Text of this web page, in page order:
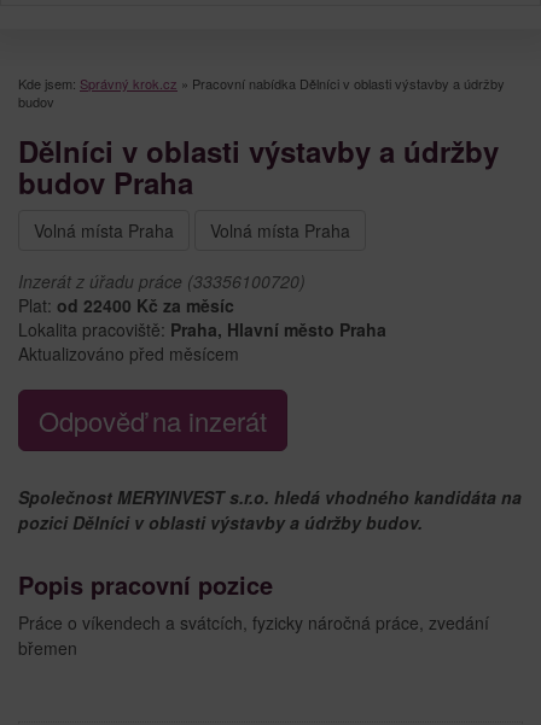
Kde jsem: Správný krok.cz » Pracovní nabídka Dělníci v oblasti výstavby a údržby
budov
Dělníci v oblasti výstavby a údržby
budov Praha
Volná místa Praha Volná místa Praha
Inzerát z úřadu práce (33356100720)
Plat: od 22400 Kč za měsíc
Lokalita pracoviště: Praha, Hlavní město Praha
Aktualizováno před měsícem
Odpověď na inzerát
Společnost MERYINVEST s.r.o. hledá vhodného kandidáta na
pozici Dělníci v oblasti výstavby a údržby budov.
Popis pracovní pozice
Práce o víkendech a svátcích, fyzicky náročná práce, zvedání
břemen